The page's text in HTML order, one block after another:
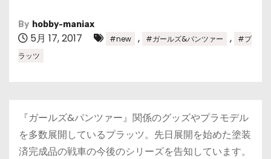
By hobby-maniax
5月 17, 2017 #new , #ガールズ&パンツァー ,
#プ
ラッツ
『ガールズ&パンツァー』関係のグッズやプラモデル
を多数展開しているプラッツ。先日展開を始めた塗装
済完成品の戦車の今後のシリーズを告知しています。